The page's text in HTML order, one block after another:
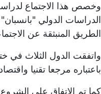
وخصص هذا الاجتماع
الطريق المنبثقة عن
واتفقت الدول الثلاث في
باعتباره مرجعا تقنيا
كما تم الاتفاق على